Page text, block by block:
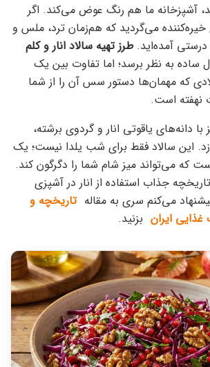
آشپزخانه ما هم رنگ عوض می‌کند. اگر
می‌گردید که هم‌زمان ترد، ملس و
آمده‌اید.طرز تهیه سالاد انار و کلم
ساده به نظر برسد؛ اما تفاوت بین یک
که مهمان‌ها دستور سس آن را از شما
نهفته است.
دانه‌های یاقوتی انار و گردوی برشته،
این سالاد فقط برای شب یلدا نیست؛ یک
که می‌تواند میز شام شما را دگرگون کند.
جذاب استفاده از انار در آشپزی
می‌کنم سری به مقاله تاریخچه و
غذایی ایران بزنید.